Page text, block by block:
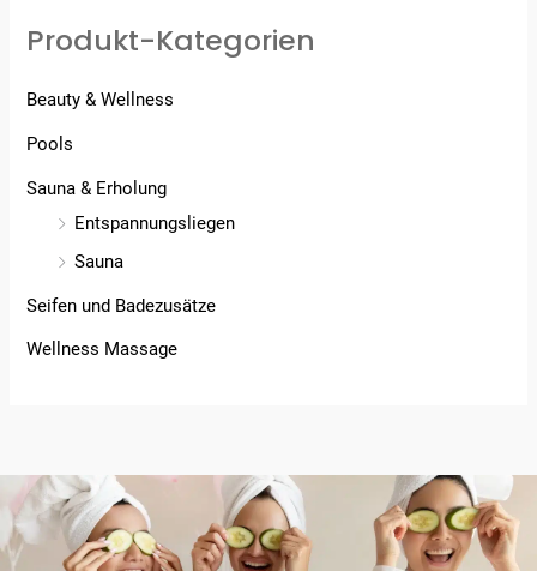
Produkt-Kategorien
Beauty & Wellness
Pools
Sauna & Erholung
Entspannungsliegen
Sauna
Seifen und Badezusätze
Wellness Massage